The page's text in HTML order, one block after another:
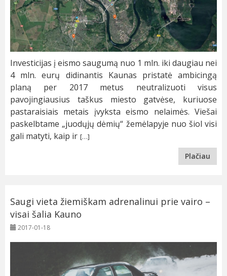
Investicijas į eismo saugumą nuo 1 mln. iki daugiau nei
4 mln. eurų didinantis Kaunas pristatė ambicingą
planą per 2017 metus neutralizuoti visus
pavojingiausius taškus miesto gatvėse, kuriuose
pastaraisiais metais įvyksta eismo nelaimės. Viešai
paskelbtame „juodųjų dėmių“ žemėlapyje nuo šiol visi
gali matyti, kaip ir […]
Plačiau
Saugi vieta žiemiškam adrenalinui prie vairo –
visai šalia Kauno
2017-01-18